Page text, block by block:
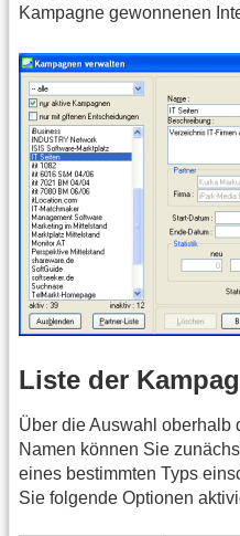
Kampagne gewonnenen
Liste der
Über die Auswahl oberhalb
Namen können Sie
eines bestimmten Typs
Sie folgende Optionen